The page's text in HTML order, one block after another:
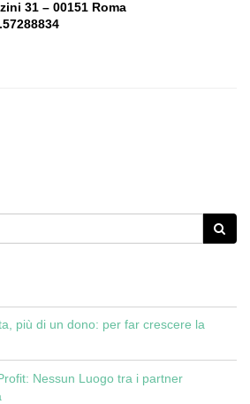
31 – 00151 Roma
più di un dono: per far crescere la
Nessun Luogo tra i partner